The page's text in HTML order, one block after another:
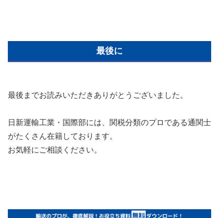
最後に
最後までお読みいただきありがとうございました。
日新運輸工業・国際部には、関税分類のプロである通関士
がたくさん在籍しております。
お気軽にご相談ください。